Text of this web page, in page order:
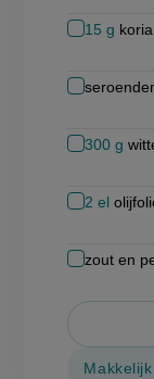
15 g
300 g
2 el
zout en
Makkelijk